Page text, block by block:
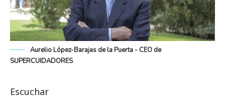
Aurelio López-Barajas de la Puerta - CEO de
SUPERCUIDADORES
Escuchar